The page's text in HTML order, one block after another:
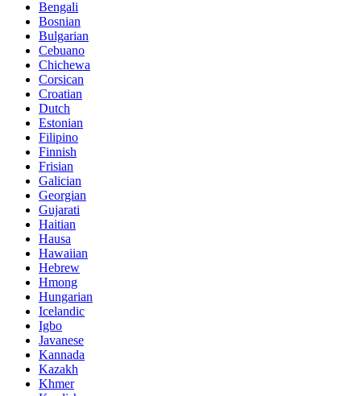
Bengali
Bosnian
Bulgarian
Cebuano
Chichewa
Corsican
Croatian
Dutch
Estonian
Filipino
Finnish
Frisian
Galician
Georgian
Gujarati
Haitian
Hausa
Hawaiian
Hebrew
Hmong
Hungarian
Icelandic
Igbo
Javanese
Kannada
Kazakh
Khmer